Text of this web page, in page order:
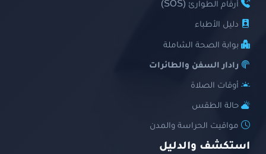
أرقام الطوارئ (SOS)
دليل الأطباء
بوابة الصحة الشاملة
رادار السفن والطائرات
أوقات الصلاة
حالة الطقس
مواقيت الحراسة والمدن
استكشف والدليل